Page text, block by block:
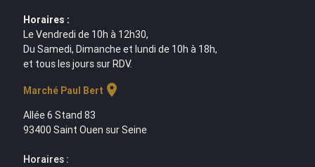
Horaires :
Le Vendredi de 10h à 12h30,
Du Samedi, Dimanche et lundi de 10h à 18h,
et tous les jours sur RDV.
Marché Paul Bert location_on
Allée 6 Stand 83
93400 Saint Ouen sur Seine
Horaires :